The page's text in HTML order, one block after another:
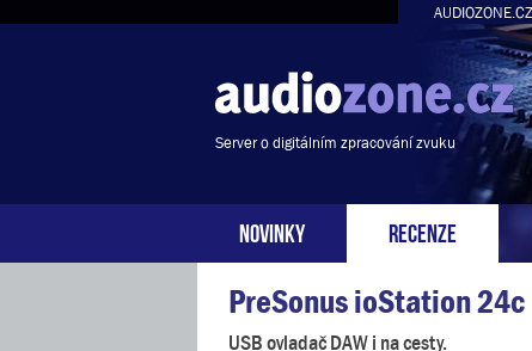
AUDIOZONE.CZ
Server o digitálním zpracování zvuku
NOVINKY RECENZE
PreSonus ioStation 24c
USB ovladač DAW i na cesty.